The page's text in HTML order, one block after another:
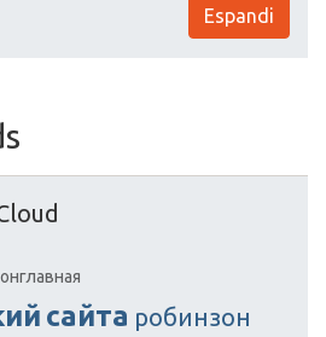
Espandi
сайта робинзон